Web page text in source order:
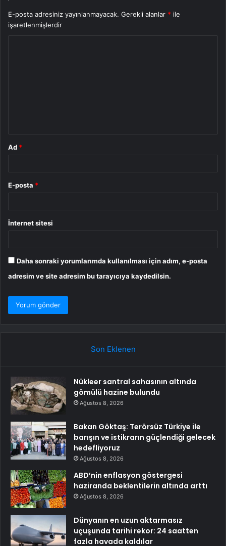
E-posta adresiniz yayınlanmayacak. Gerekli alanlar * ile
işaretlenmişlerdir
Ad *
E-posta *
İnternet sitesi
Daha sonraki yorumlarımda kullanılması için adım, e-posta
adresim ve site adresim bu tarayıcıya kaydedilsin.
Son Eklenen
Nükleer santral sahasının altında
gömülü hazine bulundu
Ağustos 8, 2026
Bakan Göktaş: Terörsüz Türkiye ile
barışın ve istikrarın güçlendiği gelecek
hedefliyoruz
Ağustos 8, 2026
ABD’nin enflasyon göstergesi
haziranda beklentilerin altında arttı
Ağustos 8, 2026
Dünyanın en uzun aktarmasız
uçuşunda tarihi rekor: 24 saatten
fazla havada kaldılar